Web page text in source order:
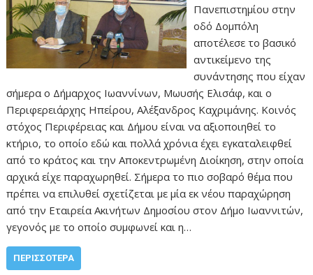
Πανεπιστημίου στην
οδό Δομπόλη
αποτέλεσε το βασικό
αντικείμενο της
συνάντησης που είχαν
σήμερα ο Δήμαρχος Ιωαννίνων, Μωυσής Ελισάφ, και ο
Περιφερειάρχης Ηπείρου, Αλέξανδρος Καχριμάνης. Κοινός
στόχος Περιφέρειας και Δήμου είναι να αξιοποιηθεί το
κτήριο, το οποίο εδώ και πολλά χρόνια έχει εγκαταλειφθεί
από το κράτος και την Αποκεντρωμένη Διοίκηση, στην οποία
αρχικά είχε παραχωρηθεί. Σήμερα το πιο σοβαρό θέμα που
πρέπει να επιλυθεί σχετίζεται με μία εκ νέου παραχώρηση
από την Εταιρεία Ακινήτων Δημοσίου στον Δήμο Ιωαννιτών,
γεγονός με το οποίο συμφωνεί και η…
ΠΕΡΙΣΣΌΤΕΡΑ